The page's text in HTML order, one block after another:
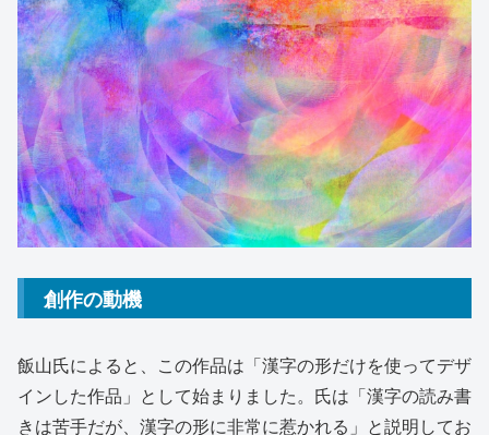
創作の動機
飯山氏によると、この作品は「漢字の形だけを使ってデザ
インした作品」として始まりました。氏は「漢字の読み書
きは苦手だが、漢字の形に非常に惹かれる」と説明してお